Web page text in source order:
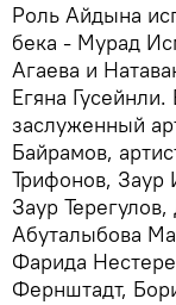
Роль Айдына
бека - Мурад
Агаева и
Егяна
заслуженный
Байрамов,
Трифонов, Заур
Заур
Абуталыбова
Фарида
Фернштадт,